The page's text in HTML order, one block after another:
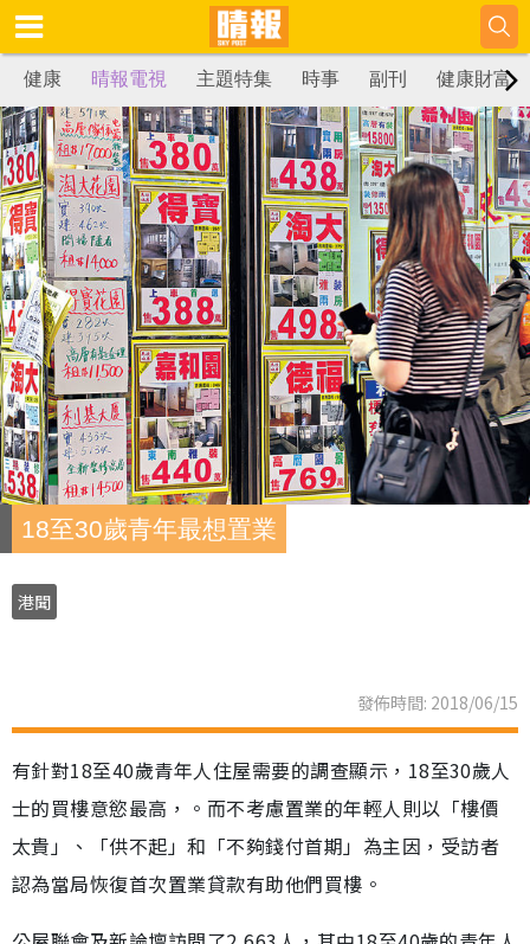
健康 晴報電視 主題特集 時事 副刊 健康財富
18至30歲青年最想置業
港聞
發佈時間: 2018/06/15
有針對18至40歲青年人住屋需要的調查顯示，18至30歲人
士的買樓意慾最高，。而不考慮置業的年輕人則以「樓價
太貴」、「供不起」和「不夠錢付首期」為主因，受訪者
認為當局恢復首次置業貸款有助他們買樓。